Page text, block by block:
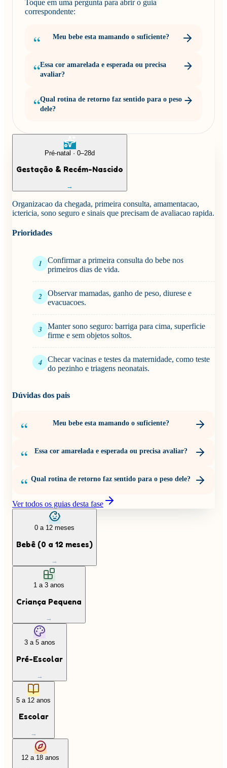
Toque em uma pergunta para abrir o guia
correspondente:
Meu bebe esta mamando o suficiente?
Essa cor amarelada e esperada ou precisa
avaliar?
Qual rotina de retorno faz sentido para o peso
dele?
Pré-natal · 0–28d
Gestação & Recém-Nascido
→
Organizacao da chegada, primeira consulta, amamentacao,
ictericia, sono seguro e sinais que precisam de avaliacao rapida.
Prioridades
1
Confirmar a primeira consulta do bebe nos
primeiros dias de vida.
2
Observar mamadas, ganho de peso, diurese e
evacuacoes.
3
Manter sono seguro: barriga para cima, superficie
firme e sem objetos soltos.
4
Checar vacinas e testes da maternidade, como teste
do pezinho e triagens neonatais.
Dúvidas dos pais
Meu bebe esta mamando o suficiente?
Essa cor amarelada e esperada ou precisa avaliar?
Qual rotina de retorno faz sentido para o peso dele?
Ver todos os guias desta fase
0 a 12 meses
Bebê (0 a 12 meses)
→
1 a 3 anos
Criança Pequena
→
3 a 5 anos
Pré-Escolar
→
5 a 12 anos
Escolar
→
12 a 18 anos